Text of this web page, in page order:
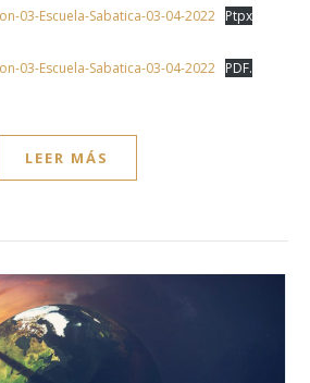
03-Escuela-Sabatica-03-04-2022 Ptpx
03-Escuela-Sabatica-03-04-2022 PDF.
LEER MÁS